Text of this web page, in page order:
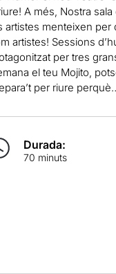
A més, Nostra
artistes menteixen
artistes! Sessions
per tres
el teu Mojito,
per riure
Durada:
70 minuts